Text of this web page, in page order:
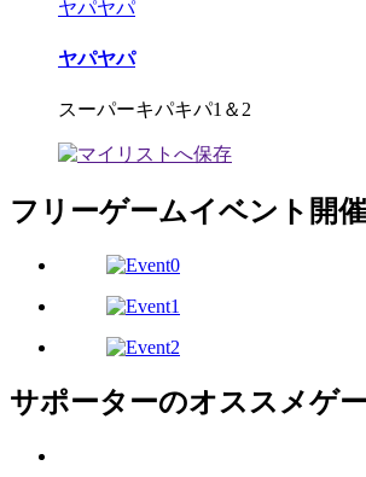
ヤパヤパ
ヤパヤパ
スーパーキパキパ1＆2
フリーゲームイベント開催
サポーターのオススメゲ